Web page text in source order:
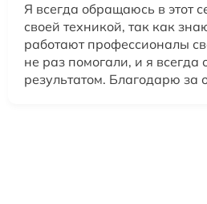
Я всегда обращаюсь в этот
своей техникой, так как
работают профессионалы
не раз помогали, и я всегда
результатом. Благодарю за